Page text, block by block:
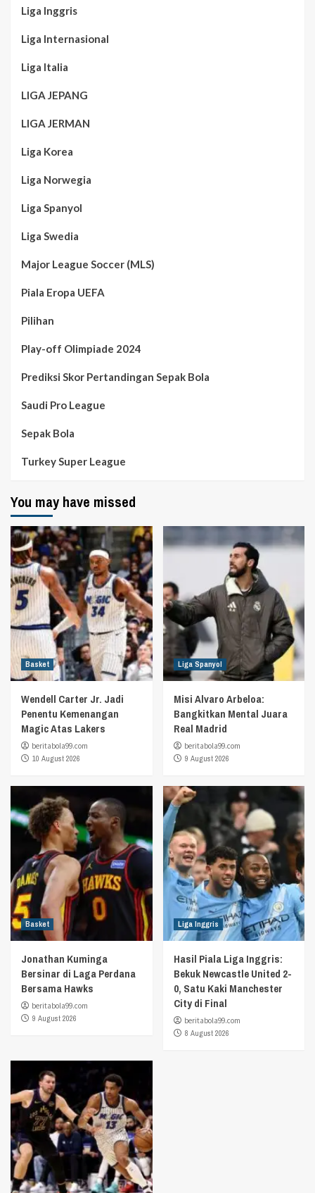
Liga Inggris
Liga Internasional
Liga Italia
LIGA JEPANG
LIGA JERMAN
Liga Korea
Liga Norwegia
Liga Spanyol
Liga Swedia
Major League Soccer (MLS)
Piala Eropa UEFA
Pilihan
Play-off Olimpiade 2024
Prediksi Skor Pertandingan Sepak Bola
Saudi Pro League
Sepak Bola
Turkey Super League
You may have missed
Basket
Wendell Carter Jr. Jadi
Penentu Kemenangan
Magic Atas Lakers
beritabola99.com
10 August 2026
Liga Spanyol
Misi Alvaro Arbeloa:
Bangkitkan Mental Juara
Real Madrid
beritabola99.com
9 August 2026
Basket
Jonathan Kuminga
Bersinar di Laga Perdana
Bersama Hawks
beritabola99.com
9 August 2026
Liga Inggris
Hasil Piala Liga Inggris:
Bekuk Newcastle United 2-
0, Satu Kaki Manchester
City di Final
beritabola99.com
8 August 2026